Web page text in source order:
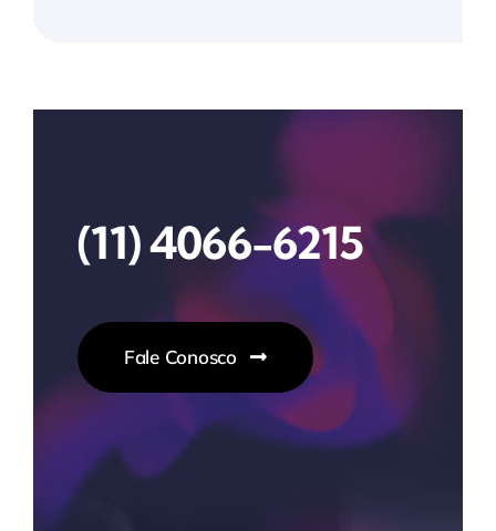
(11) 4066-6215
Fale Conosco